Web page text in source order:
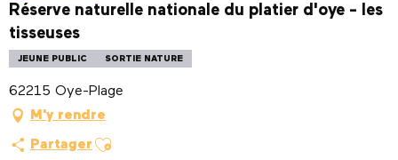
Réserve naturelle nationale du platier d'oye - les
tisseuses
JEUNE PUBLIC SORTIE NATURE
62215 Oye-Plage
M'y rendre
Partager Ajouter aux favoris